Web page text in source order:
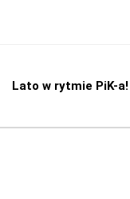
Lato w rytmie PiK-a!